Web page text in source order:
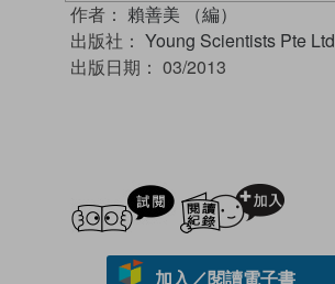
作者： 賴善美 （編）
出版社： Young Scientists Pte Ltd
出版日期： 03/2013
試閲
加入／閱讀電子書